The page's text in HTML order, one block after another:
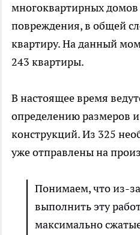
многоквартирных
повреждения, в общей
квартиру. На данный
243 квартиры.
В настоящее время
определению размеров
конструкций. Из 325
уже отправлены на
Понимаем, что из-
выполнить эту
максимально